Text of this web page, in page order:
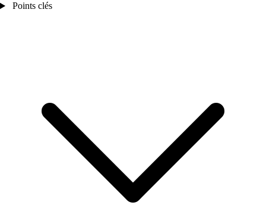
Points clés